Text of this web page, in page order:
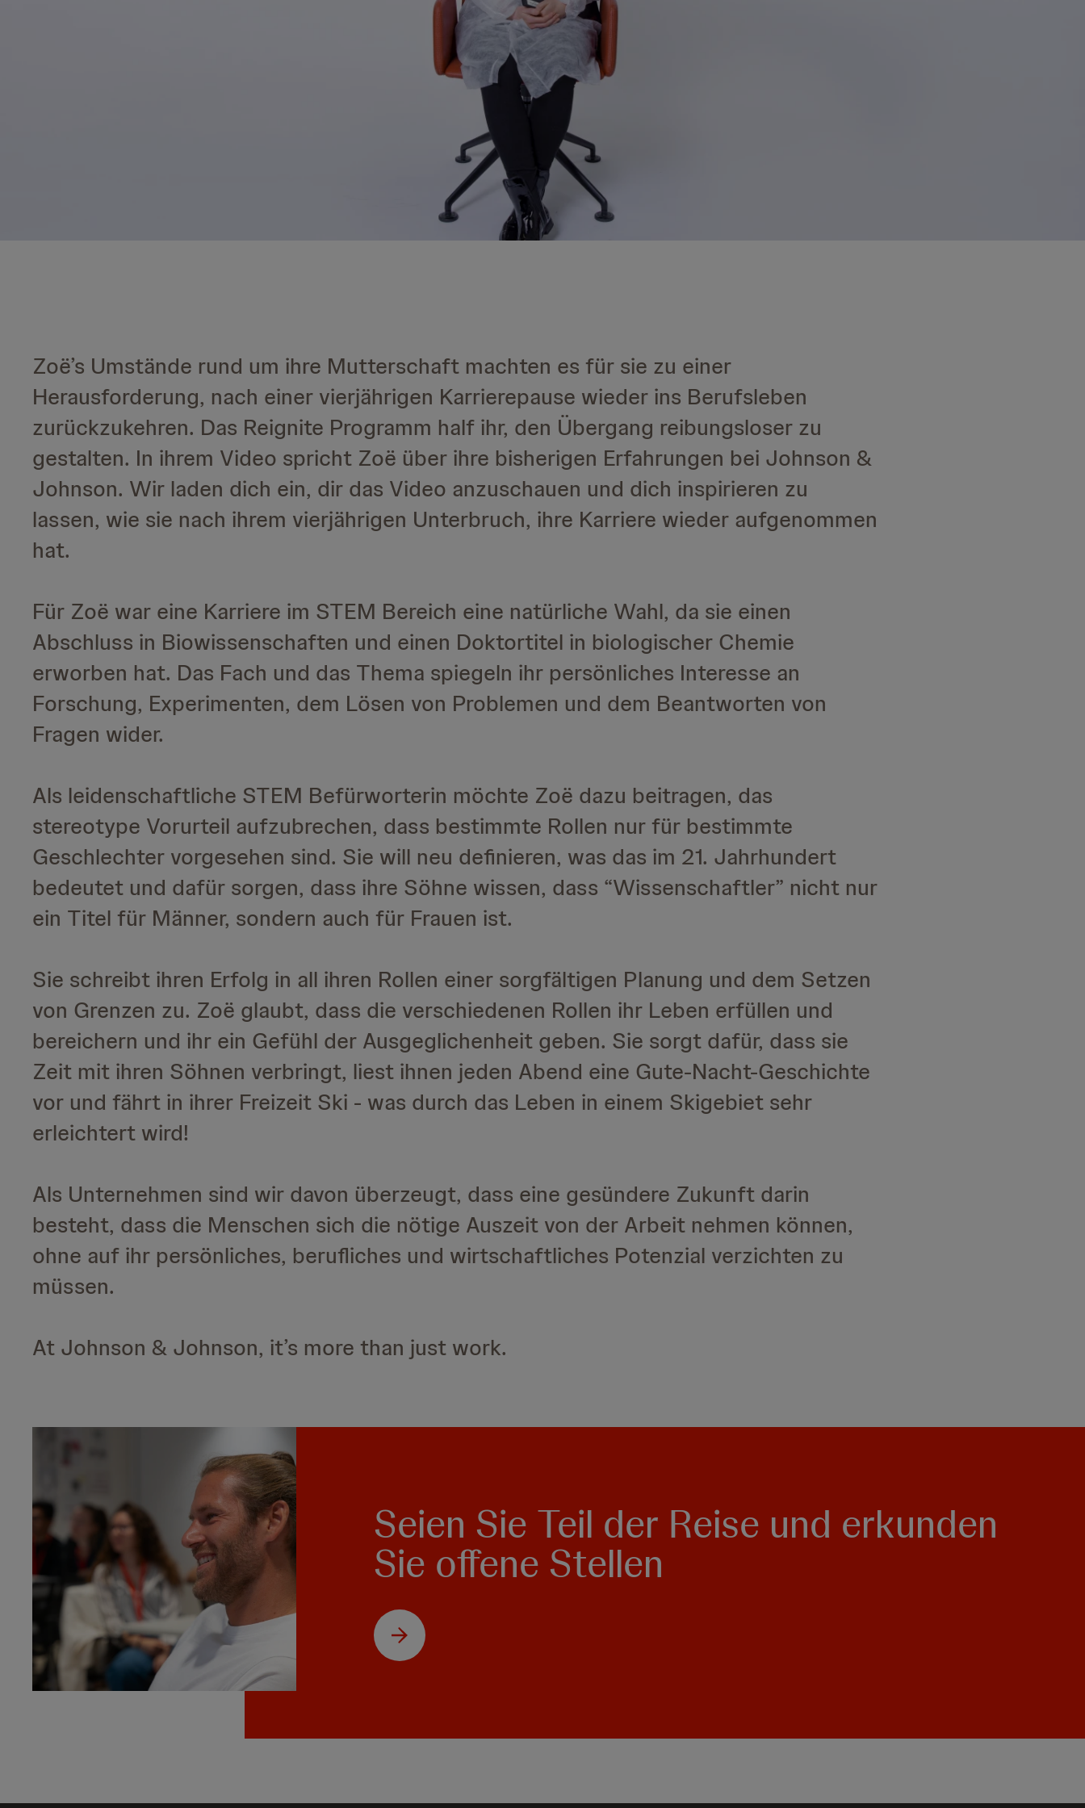
Zoë’s Umstände rund um ihre Mutterschaft machten es für sie zu einer
Herausforderung, nach einer vierjährigen Karrierepause wieder ins Berufsleben
zurückzukehren. Das Reignite Programm half ihr, den Übergang reibungsloser zu
gestalten. In ihrem Video spricht Zoë über ihre bisherigen Erfahrungen bei Johnson &
Johnson. Wir laden dich ein, dir das Video anzuschauen und dich inspirieren zu
lassen, wie sie nach ihrem vierjährigen Unterbruch, ihre Karriere wieder aufgenommen
hat.
Für Zoë war eine Karriere im STEM Bereich eine natürliche Wahl, da sie einen
Abschluss in Biowissenschaften und einen Doktortitel in biologischer Chemie
erworben hat. Das Fach und das Thema spiegeln ihr persönliches Interesse an
Forschung, Experimenten, dem Lösen von Problemen und dem Beantworten von
Fragen wider.
Als leidenschaftliche STEM Befürworterin möchte Zoë dazu beitragen, das
stereotype Vorurteil aufzubrechen, dass bestimmte Rollen nur für bestimmte
Geschlechter vorgesehen sind. Sie will neu definieren, was das im 21. Jahrhundert
bedeutet und dafür sorgen, dass ihre Söhne wissen, dass “Wissenschaftler” nicht nur
ein Titel für Männer, sondern auch für Frauen ist.
Sie schreibt ihren Erfolg in all ihren Rollen einer sorgfältigen Planung und dem Setzen
von Grenzen zu. Zoë glaubt, dass die verschiedenen Rollen ihr Leben erfüllen und
bereichern und ihr ein Gefühl der Ausgeglichenheit geben. Sie sorgt dafür, dass sie
Zeit mit ihren Söhnen verbringt, liest ihnen jeden Abend eine Gute-Nacht-Geschichte
vor und fährt in ihrer Freizeit Ski - was durch das Leben in einem Skigebiet sehr
erleichtert wird!
Als Unternehmen sind wir davon überzeugt, dass eine gesündere Zukunft darin
besteht, dass die Menschen sich die nötige Auszeit von der Arbeit nehmen können,
ohne auf ihr persönliches, berufliches und wirtschaftliches Potenzial verzichten zu
müssen.
At Johnson & Johnson, it’s more than just work.
Seien Sie Teil der Reise und erkunden
Sie offene Stellen